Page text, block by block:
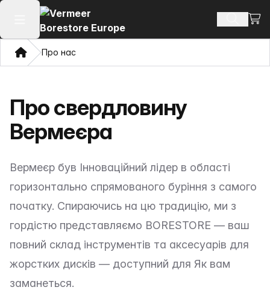
Відкрити головне меню Пошук
ДімПро нас
Про свердловину
Вермеєра
Вермеєр був Інноваційний лідер в області
горизонтально спрямованого буріння з самого
початку. Спираючись на цю традицію, ми з
гордістю представляємо BORESTORE — ваш
повний склад інструментів та аксесуарів для
жорстких дисків — доступний для Як вам
заманеться.